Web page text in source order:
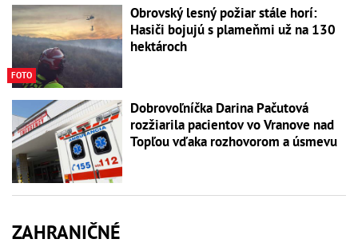
FOTO
Obrovský lesný požiar stále horí:
Hasiči bojujú s plameňmi už na 130
hektároch
Dobrovoľníčka Darina Pačutová
rozžiarila pacientov vo Vranove nad
Topľou vďaka rozhovorom a úsmevu
ZAHRANIČNÉ